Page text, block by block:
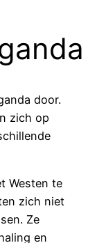
door.
zich op
Westen te
zich niet
Ze
en